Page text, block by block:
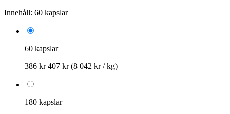
Innehåll: 60 kapslar
60 kapslar
386 kr407 kr (8 042 kr / kg)
180 kapslar